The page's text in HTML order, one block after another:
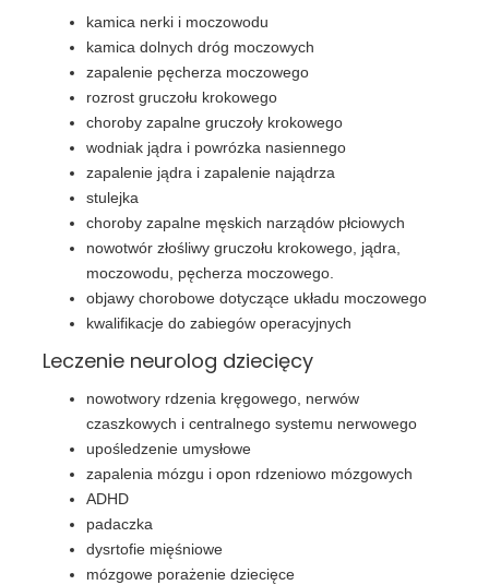
kamica nerki i moczowodu
kamica dolnych dróg moczowych
zapalenie pęcherza moczowego
rozrost gruczołu krokowego
choroby zapalne gruczoły krokowego
wodniak jądra i powrózka nasiennego
zapalenie jądra i zapalenie najądrza
stulejka
choroby zapalne męskich narządów płciowych
nowotwór złośliwy gruczołu krokowego, jądra,
moczowodu, pęcherza moczowego.
objawy chorobowe dotyczące układu moczowego
kwalifikacje do zabiegów operacyjnych
Leczenie neurolog dziecięcy
nowotwory rdzenia kręgowego, nerwów
czaszkowych i centralnego systemu nerwowego
upośledzenie umysłowe
zapalenia mózgu i opon rdzeniowo mózgowych
ADHD
padaczka
dysrtofie mięśniowe
mózgowe porażenie dziecięce